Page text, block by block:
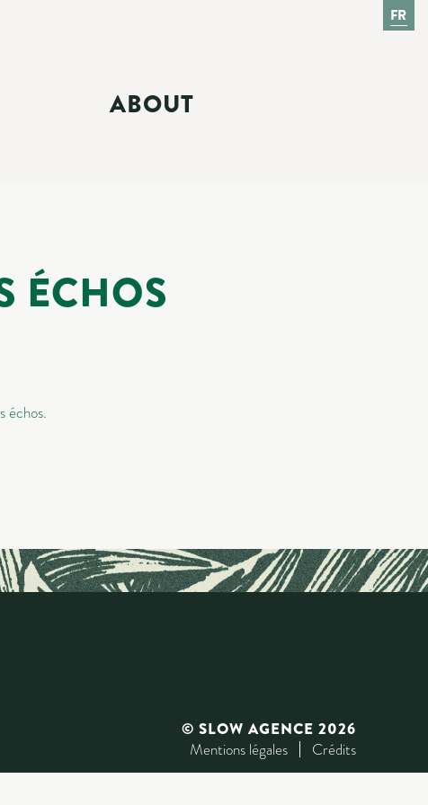
ABOUT
FR
ÉCHOS
échos.
© SLOW AGENCE 2026
Crédits
Mentions légales